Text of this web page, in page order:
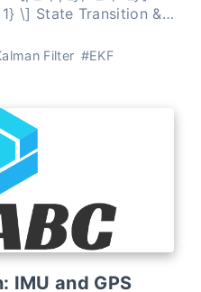
\] State Transition &
transition function:
Filter #EKF
IMU and GPS